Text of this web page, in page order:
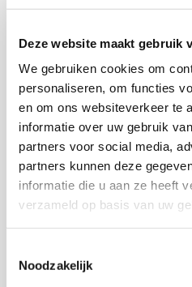
Deze website maakt gebruik
We gebruiken cookies om
personaliseren, om functies
en om ons websiteverkeer te
informatie over uw gebruik
partners voor social media,
partners kunnen deze
informatie die u aan ze heeft
verzameld op basis van uw
Noodzakelijk
gemeenten ook de
verkenning van het begrip
thema’s sociale activering
opbrengsten van
de voorwaarden voor
het voetlicht gebracht.
ambtenaren maar ook
de arbeidsmarkt, zorg en
vrijwilligersorganisaties en,